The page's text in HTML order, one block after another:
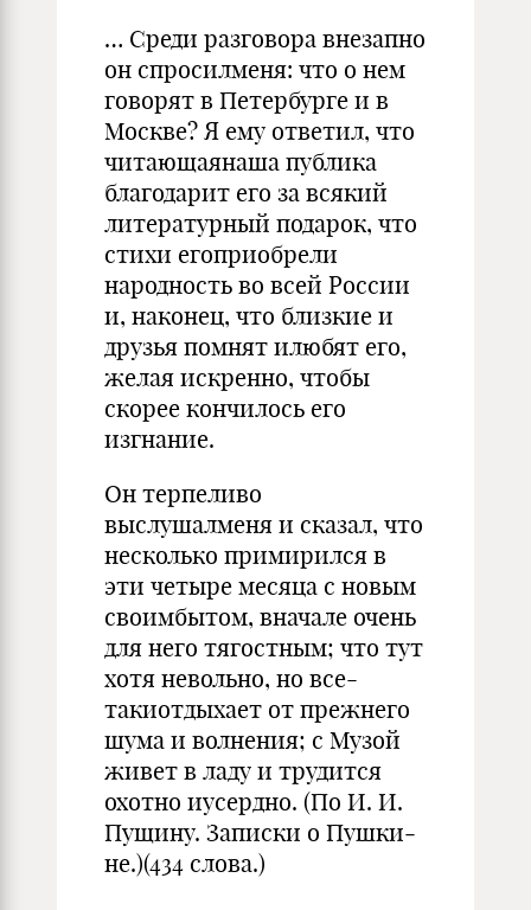
… Среди разговора внезапно
он спросилменя: что о нем
говорят в Петербурге и в
Москве? Я ему отве­тил, что
читающаянаша публика
благодарит его за всякий
литературный подарок, что
стихи егоприобрели
народность во всей России
и, наконец, что близкие и
друзья помнят илюбят его,
желая искренно, чтобы
скорее кончилось его
изгнание.
Он терпеливо
выслушалменя и сказал, что
не­сколько примирился в
эти четыре месяца с новым
своимбытом, вначале очень
для него тягостным; что тут
хотя невольно, но все-
такиотдыхает от прежнего
шума и волнения; с Музой
живет в ладу и трудится
охотно иусердно. (По И. И.
Пущину. Записки о Пушки­
не.)(434 слова.)